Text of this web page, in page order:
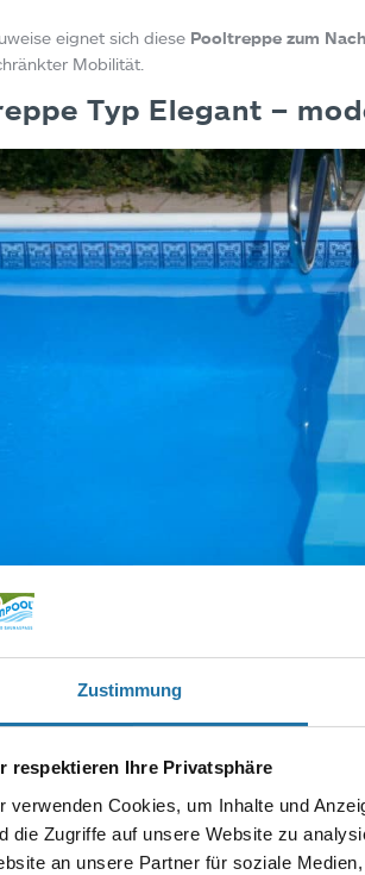
Zustimmung
respektieren Ihre Privatsphäre
verwenden Cookies, um Inhalte und
die Zugriffe auf unsere Website zu
an unsere Partner für soziale
eignet sich diese Pooltreppe zum
Mobilität.
Typ Elegant –
bietet Cranpool auch die
bis 1,50 m. Zudem kann sie in neue
Stufen
Wunsch möglich
150 kg
auf 60 cm breiten Stufen
Beckenkrone